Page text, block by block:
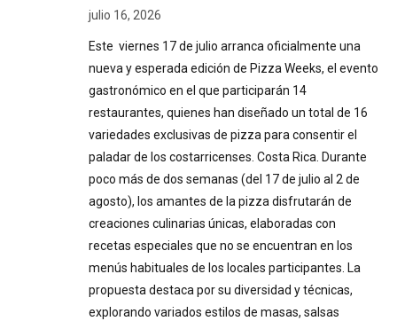
julio 16, 2026
Este viernes 17 de julio arranca oficialmente una
nueva y esperada edición de Pizza Weeks, el evento
gastronómico en el que participarán 14
restaurantes, quienes han diseñado un total de 16
variedades exclusivas de pizza para consentir el
paladar de los costarricenses. Costa Rica. Durante
poco más de dos semanas (del 17 de julio al 2 de
agosto), los amantes de la pizza disfrutarán de
creaciones culinarias únicas, elaboradas con
recetas especiales que no se encuentran en los
menús habituales de los locales participantes. La
propuesta destaca por su diversidad y técnicas,
explorando variados estilos de masas, salsas